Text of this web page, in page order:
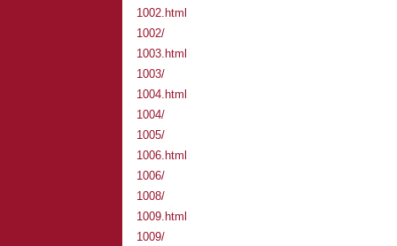
1002.html
1002/
1003.html
1003/
1004.html
1004/
1005/
1006.html
1006/
1008/
1009.html
1009/